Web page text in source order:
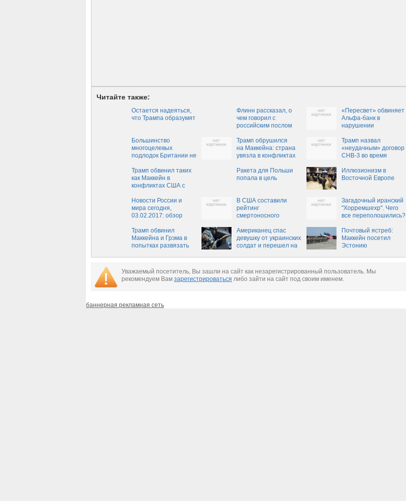
Читайте также:
Остается надеяться,
что Трампа образумят
Флинн рассказал, о
чем говорил с
российским послом
«Пересвет» обвиняет
Альфа-банк в
нарушении
Большинство
многоцелевых
подлодок Британии не
Трамп обрушился
на Маккейна: страна
увязла в конфликтах
Трамп назвал
«неудачным» договор
СНВ-3 во время
СМИ
Трамп обвинил таких
как Маккейн в
конфликтах США с
Ракета для Польши
попала в цель
Иллюзионизм в
Восточной Европе
Новости России и
мира сегодня,
03.02.2017: обзор
свежие новости
России и мира на
сегодня, 3 февраля
В США составили
рейтинг
смертоносного
Загадочный иранский
"Хорремшехр". Чего
все переполошились?
Трамп обвинил
Маккейна и Грэма в
попытках развязать
Американец спас
девушку от украинских
солдат и перешел на
Почтовый ястреб:
Маккейн посетил
Эстонию
Уважаемый посетитель, Вы зашли на сайт как незарегистрированный пользователь. Мы
рекомендуем Вам зарегистрироваться либо зайти на сайт под своим именем.
баннерная рекламная сеть